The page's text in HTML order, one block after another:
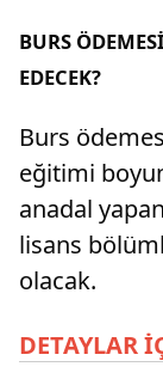
BURS
EDECEK?
Burs
eğitimi
anadal
lisans
olacak.
DETAYLAR